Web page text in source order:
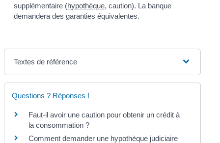
supplémentaire (hypothèque, caution). La banque
demandera des garanties équivalentes.
Textes de référence
Questions ? Réponses !
Faut-il avoir une caution pour obtenir un crédit à
la consommation ?
Comment demander une hypothèque judiciaire